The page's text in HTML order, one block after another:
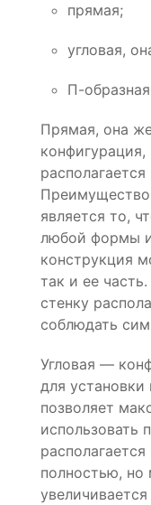
прямая;
угловая,
П-
Прямая, она
конфигурация,
является то,
любой формы
конструкция
так и ее
стенку
соблюдать
Угловая —
для установки
позволяет
использовать
полностью, но